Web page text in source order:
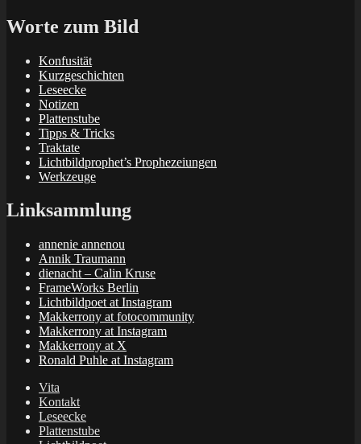
Worte zum Bild
Konfusität
Kurzgeschichten
Leseecke
Notizen
Plattenstube
Tipps & Tricks
Traktate
Lichtbildprophet’s Prophezeiungen
Werkzeuge
Linksammlung
annenie annenou
Annik Traumann
dienacht – Calin Kruse
FrameWorks Berlin
Lichtbildpoet at Instagram
Makkerrony at fotocommunity
Makkerrony at Instagram
Makkerrony at X
Ronald Puhle at Instagram
Vita
Kontakt
Leseecke
Plattenstube